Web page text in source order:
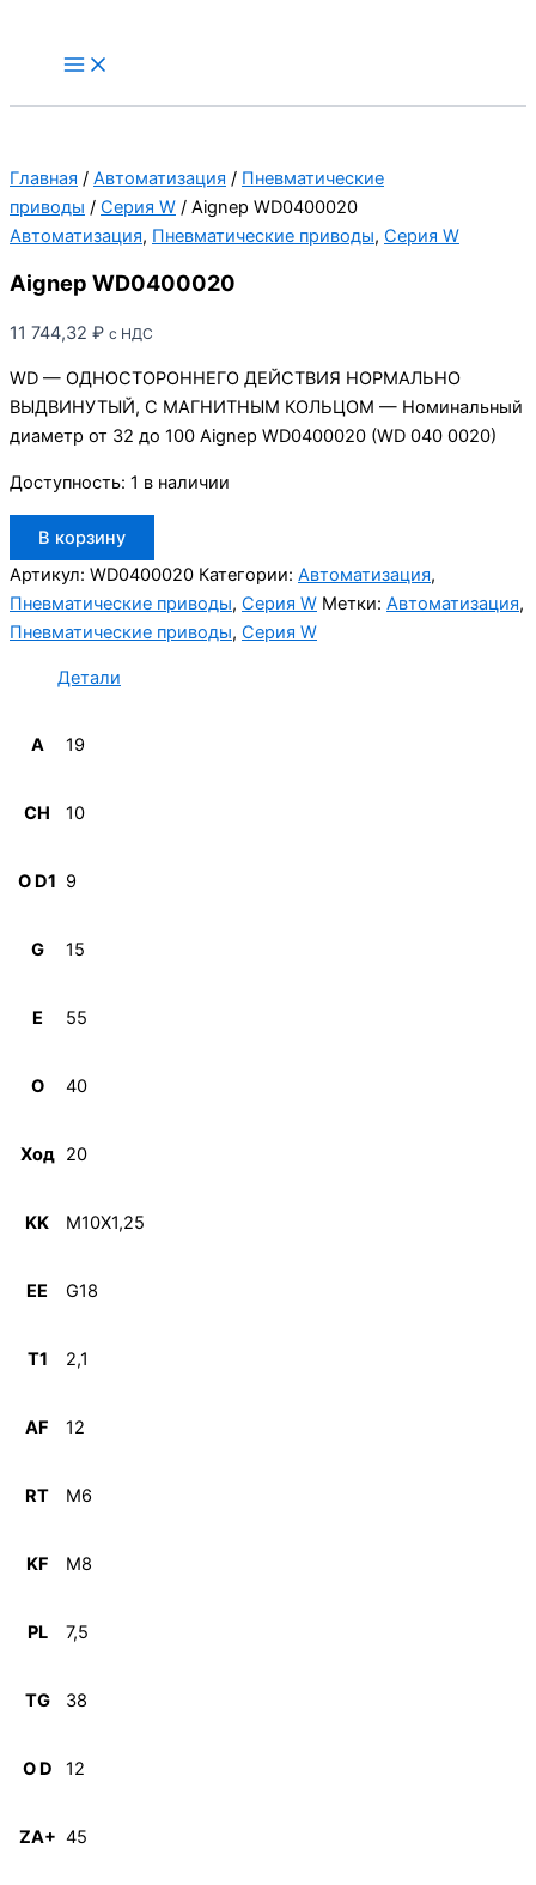
Main
Menu
Главная / Автоматизация / Пневматические
приводы / Серия W / Aignep WD0400020
Автоматизация, Пневматические приводы, Серия W
Aignep WD0400020
11 744,32 ₽ с НДС
WD — ОДНОСТОРОННЕГО ДЕЙСТВИЯ НОРМАЛЬНО
ВЫДВИНУТЫЙ, С МАГНИТНЫМ КОЛЬЦОМ — Номинальный
диаметр от 32 до 100 Aignep WD0400020 (WD 040 0020)
Доступность: 1 в наличии
товара
Aignep
WD0400020
В корзину
Артикул: WD0400020 Категории: Автоматизация,
Пневматические приводы, Серия W Метки: Автоматизация,
Пневматические приводы, Серия W
Детали
A 19
CH 10
O D1 9
G 15
E 55
O 40
Ход 20
KK M10X1,25
EE G18
T1 2,1
AF 12
RT M6
KF M8
PL 7,5
TG 38
O D 12
ZA+ 45